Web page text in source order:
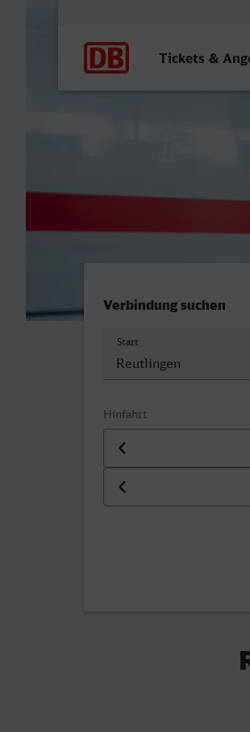
Tickets &
Reutlingen Hbf -
Verbindung suchen
Start
Hinfahrt
Datum der Hinfahrt
Uhrzeit der Hinfahrt